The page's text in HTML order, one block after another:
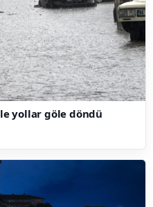
yollar göle döndü